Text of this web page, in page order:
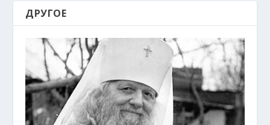
ДРУГОЕ